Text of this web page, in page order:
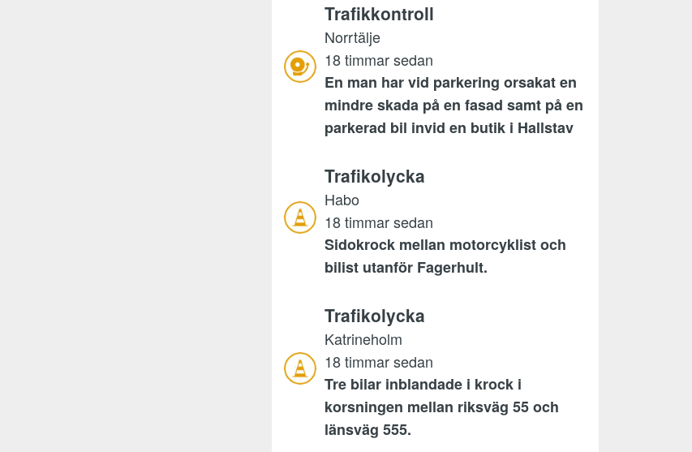
Trafikkontroll
Norrtälje
18 timmar sedan
En man har vid parkering orsakat en
mindre skada på en fasad samt på en
parkerad bil invid en butik i Hallstav
Trafikolycka
Habo
18 timmar sedan
Sidokrock mellan motorcyklist och
bilist utanför Fagerhult.
Trafikolycka
Katrineholm
18 timmar sedan
Tre bilar inblandade i krock i
korsningen mellan riksväg 55 och
länsväg 555.